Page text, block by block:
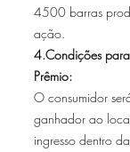
4500 barras
ação.
4.Condições
Prêmio:
O consumidor
ganhador ao
ingresso dentro